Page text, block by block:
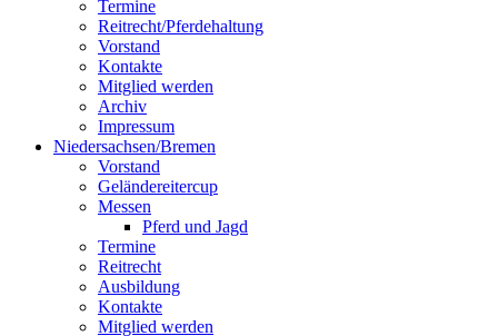
Termine
Reitrecht/Pferdehaltung
Vorstand
Kontakte
Mitglied werden
Archiv
Impressum
Niedersachsen/Bremen
Vorstand
Geländereitercup
Messen
Pferd und Jagd
Termine
Reitrecht
Ausbildung
Kontakte
Mitglied werden